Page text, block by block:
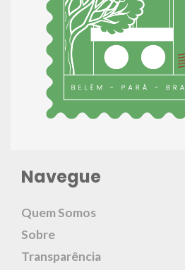
Navegue
Quem Somos
Sobre
Transparência